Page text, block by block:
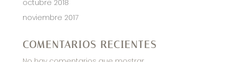
octubre 2018
noviembre 2017
COMENTARIOS RECIENTES